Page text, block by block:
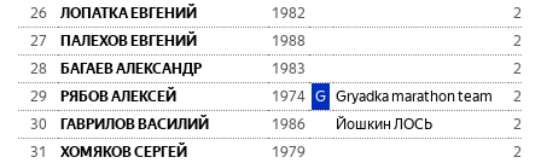
26
ЛОПАТКА ЕВГЕНИЙ 1982
27
ПАЛЕХОВ ЕВГЕНИЙ 1988
28
БАГАЕВ АЛЕКСАНДР 1983
29
РЯБОВ АЛЕКСЕЙ 1974 G Gryadka marathon team
30
ГАВРИЛОВ ВАСИЛИЙ 1986 Йошкин ЛОСЬ
31
ХОМЯКОВ СЕРГЕЙ 1979